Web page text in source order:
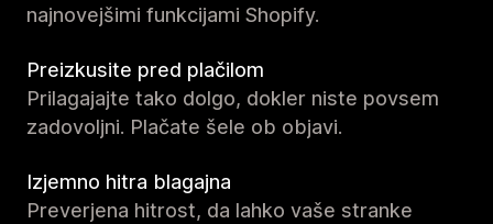
najnovejšimi funkcijami Shopify.
Preizkusite pred plačilom
Prilagajajte tako dolgo, dokler niste povsem
zadovoljni. Plačate šele ob objavi.
Izjemno hitra blagajna
Preverjena hitrost, da lahko vaše stranke